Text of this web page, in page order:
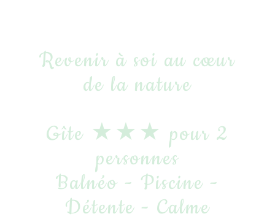
Revenir à soi au cœur
de la nature
Gîte ★★★ pour 2
personnes
Balnéo - Piscine -
Détente - Calme